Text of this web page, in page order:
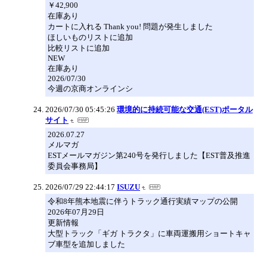
￥42,900
在庫あり
カートに入れる Thank you! 問題が発生しました
ほしいものリストに追加
比較リストに追加
NEW
在庫あり
2026/07/30
今週の京商オンラインシ
2026/07/30 05:45:26 環境的に持続可能な交通(EST)ポータル
サイト
2026.07.27
メルマガ
ESTメールマガジン第240号を発行しました【EST普及推進
委員会事務局】
2026/07/29 22:44:17 ISUZU
令和8年熊本地震に伴うトラック通行実績マップの公開
2026年07月29日
更新情報
大型トラック「ギガ トラクタ」に車両運搬用ショートキャ
ブ車型を追加しました